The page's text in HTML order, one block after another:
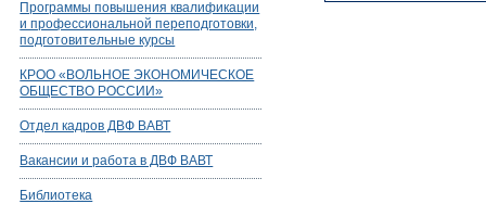
Программы повышения квалификации
и профессиональной переподготовки,
подготовительные курсы
КРОО «ВОЛЬНОЕ ЭКОНОМИЧЕСКОЕ
ОБЩЕСТВО РОССИИ»
Отдел кадров ДВФ ВАВТ
Вакансии и работа в ДВФ ВАВТ
Библиотека